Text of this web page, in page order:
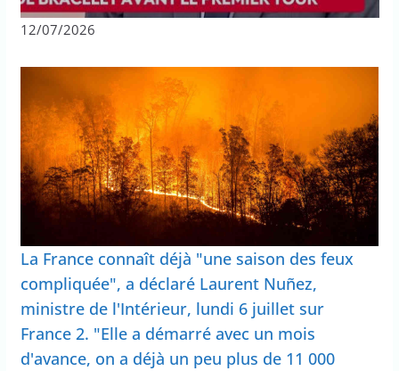
12/07/2026
La France connaît déjà "une saison des feux
compliquée", a déclaré Laurent Nuñez,
ministre de l'Intérieur, lundi 6 juillet sur
France 2. "Elle a démarré avec un mois
d'avance, on a déjà un peu plus de 11 000